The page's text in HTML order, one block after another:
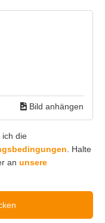
Bild anhängen
ich die
. Halte
an unsere